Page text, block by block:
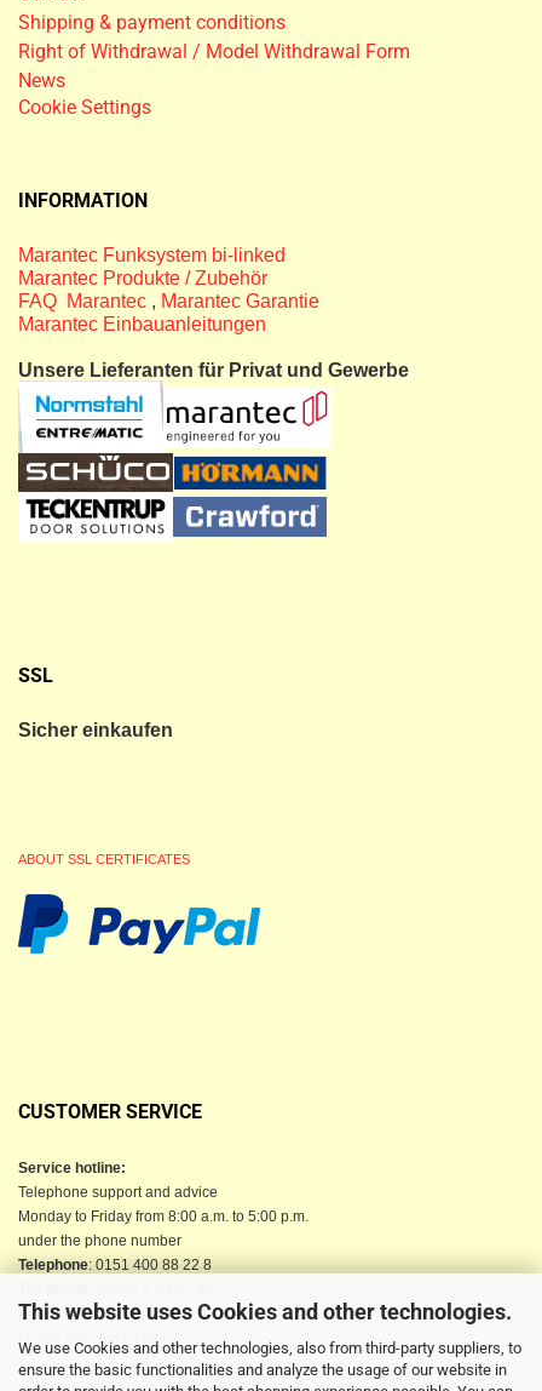
This website uses Cookies and other technologies.
We use Cookies and other technologies, also from third-party suppliers, to
ensure the basic functionalities and analyze the usage of our website in
Shipping & payment conditions
Right of Withdrawal / Model Withdrawal Form
News
Cookie Settings
INFORMATION
Marantec Funksystem bi-linked
Marantec Produkte / Zubehör
FAQ Marantec , Marantec Garantie
Marantec Einbauanleitungen
Unsere Lieferanten für Privat und Gewerbe
SSL
Sicher einkaufen
ABOUT SSL CERTIFICATES
CUSTOMER SERVICE
Service hotline:
Telephone support and advice
Monday to Friday from 8:00 a.m. to 5:00 p.m.
under the phone number
Telephone: 0151 400 88 22 8
Email: info@berkau-onlineshop.de
Or use our contact form